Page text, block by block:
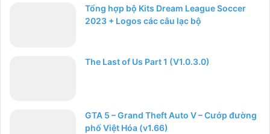
Tổng hợp bộ Kits Dream League Soccer
2023 + Logos các câu lạc bộ
The Last of Us Part 1 (V1.0.3.0)
GTA 5 – Grand Theft Auto V – Cướp đường
phố Việt Hóa (v1.66)